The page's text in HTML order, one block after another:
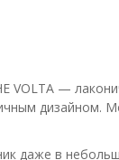
VOLTA —
даже в